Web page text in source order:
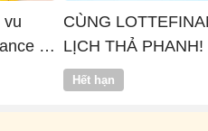
vu
x
CÙNG
LỊCH THẢ PHANH!
Hết hạn